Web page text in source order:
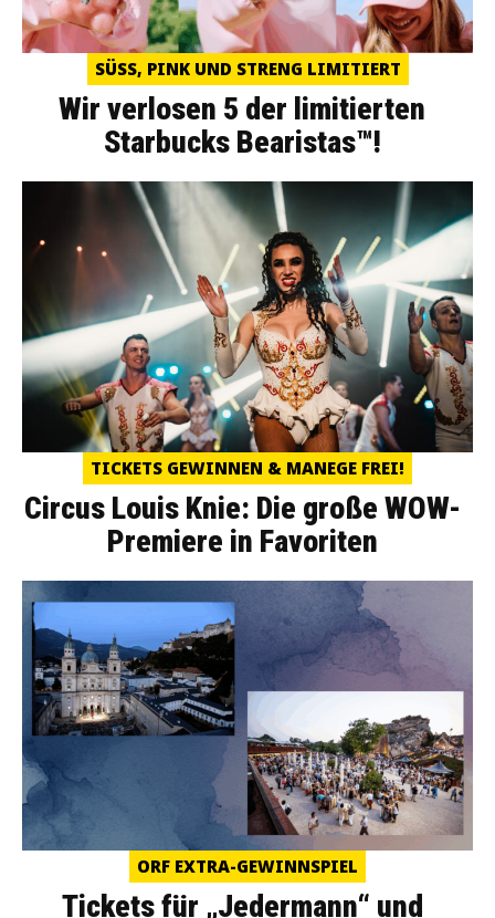
SÜSS, PINK UND STRENG LIMITIERT
Wir verlosen 5 der limitierten
Starbucks Bearistas™!
TICKETS GEWINNEN & MANEGE FREI!
Circus Louis Knie: Die große WOW-
Premiere in Favoriten
ORF EXTRA-GEWINNSPIEL
Tickets für „Jedermann“ und